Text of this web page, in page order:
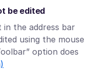
be edited
the address bar
using the mouse
option does